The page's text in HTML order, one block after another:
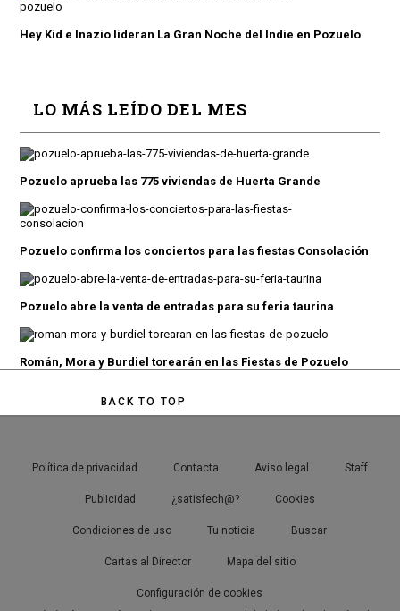
Hey Kid e Inazio lideran La Gran Noche del Indie en Pozuelo
LO MÁS LEÍDO DEL MES
Pozuelo aprueba las 775 viviendas de Huerta Grande
Pozuelo confirma los conciertos para las fiestas Consolación
Pozuelo abre la venta de entradas para su feria taurina
Román, Mora y Burdiel torearán en las Fiestas de Pozuelo
BACK TO TOP
Política de privacidad Contacta Aviso legal Staff
Publicidad ¿satisfech@? Cookies
Condiciones de uso Tu noticia Buscar
Cartas al Director Mapa del sitio
Configuración de cookies